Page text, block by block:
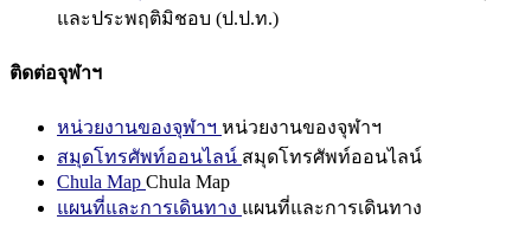
และประพฤติมิชอบ (ป.ป.ท.)
ติดต่อจุฬาฯ
หน่วยงานของจุฬาฯ หน่วยงานของจุฬาฯ
สมุดโทรศัพท์ออนไลน์ สมุดโทรศัพท์ออนไลน์
Chula Map Chula Map
แผนที่และการเดินทาง แผนที่และการเดินทาง